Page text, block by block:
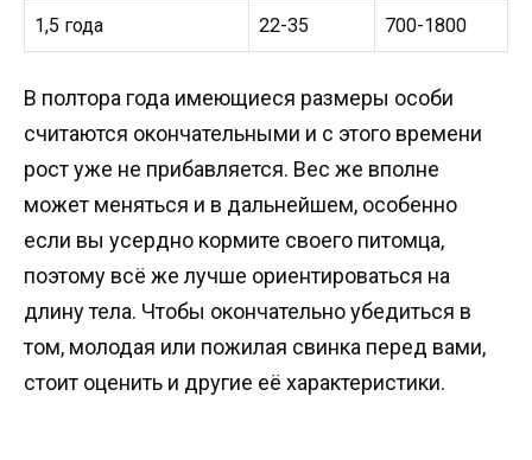
1,5 года 22-35 700-1800
В полтора года имеющиеся размеры особи
считаются окончательными и с этого времени
рост уже не прибавляется. Вес же вполне
может меняться и в дальнейшем, особенно
если вы усердно кормите своего питомца,
поэтому всё же лучше ориентироваться на
длину тела. Чтобы окончательно убедиться в
том, молодая или пожилая свинка перед вами,
стоит оценить и другие её характеристики.